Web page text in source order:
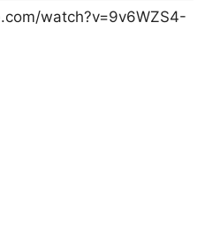
watch?v=9v6WZS4-